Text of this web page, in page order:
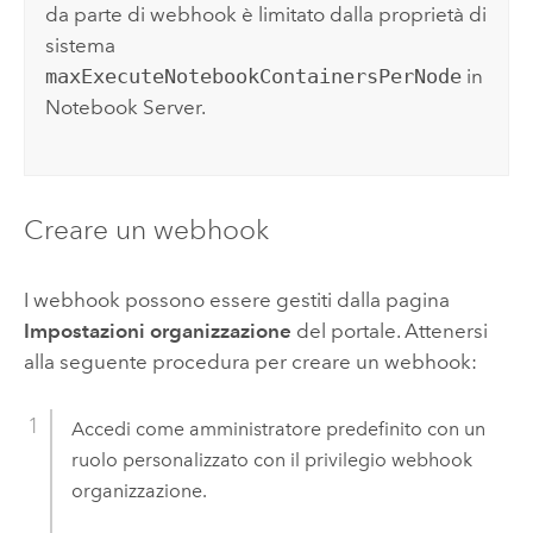
da parte di webhook è limitato dalla proprietà di
sistema
maxExecuteNotebookContainersPerNode in
Notebook Server.
Creare un webhook
I webhook possono essere gestiti dalla pagina
Impostazioni organizzazione del portale. Attenersi
alla seguente procedura per creare un webhook:
Accedi come amministratore predefinito con un
ruolo personalizzato con il privilegio webhook
organizzazione.